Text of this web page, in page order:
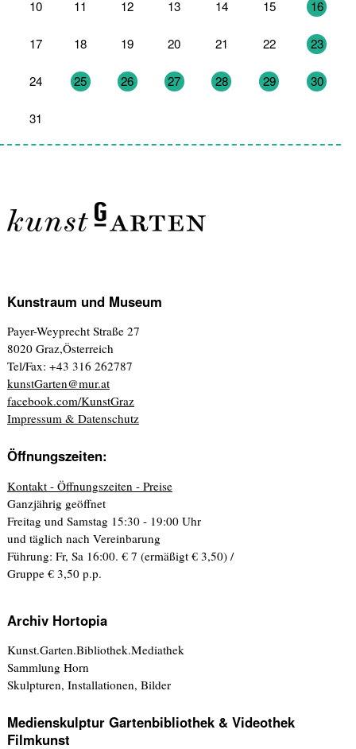
10 11 12 13 14 15 16
17 18 19 20 21 22 23
24 25 26 27 28 29 30
31
Kunstraum und Museum
Payer-Weyprecht Straße 27
8020 Graz,Österreich
Tel/Fax: +43 316 262787
kunstGarten@mur.at
facebook.com/KunstGraz
Impressum & Datenschutz
Öffnungszeiten:
Kontakt - Öffnungszeiten - Preise
Ganzjährig geöffnet
Freitag und Samstag 15:30 - 19:00 Uhr
und täglich nach Vereinbarung
Führung: Fr, Sa 16:00. € 7 (ermäßigt € 3,50) /
Gruppe € 3,50 p.p.
Archiv Hortopia
Kunst.Garten.Bibliothek.Mediathek
Sammlung Horn
Skulpturen, Installationen, Bilder
Medienskulptur Gartenbibliothek & Videothek
Filmkunst